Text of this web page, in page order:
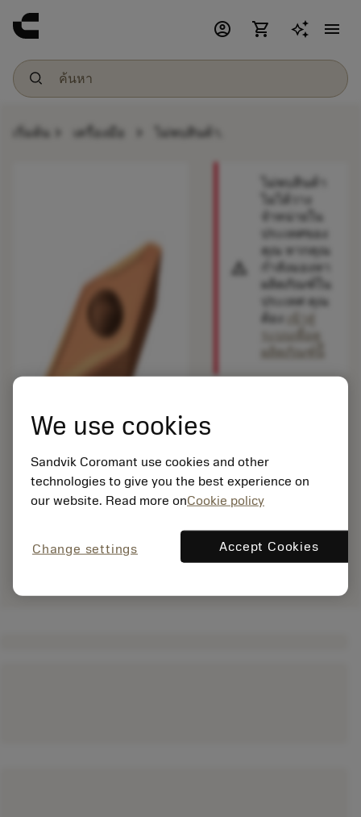
account_circle shopping_cart menu
เริ่มต้น เครื่องมือ ไม่พบสินค้า.
warning
ไม่พบสินค้า
ไม่ได้วาง
จำหน่ายใน
ประเทศของ
คุณ หากคุณ
กำลังมองหา
ผลิตภัณฑ์ใน
ประเทศ คุณ
ต้อง
ระบบเพื่อดู
ผลิตภัณฑ์นี้
We use cookies
Sandvik Coromant use cookies and other
technologies to give you the best experience on
our website. Read more onCookie policy
Change settings Accept Cookies